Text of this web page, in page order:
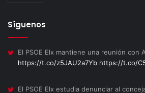
Síguenos
El PSOE Elx mantiene una reunión con
https://t.co/z5JAU2a7Yb https://t.co/
El PSOE Elx estudia denunciar al